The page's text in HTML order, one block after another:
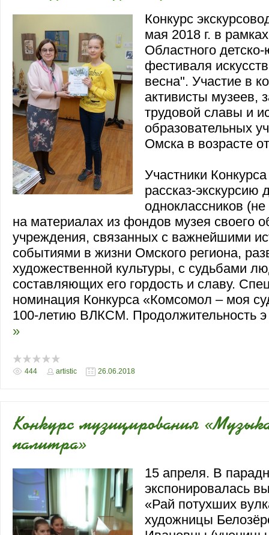
Конкурс
мая 2018 г. в
Областного
фестиваля
весна". Участие в
активисты музеев,
трудовой славы и
образовательных
Омска в возрасте
Участники
рассказ-экскурсию
одноклассников
на материалах из фондов музея своего
учреждения, связанных с важнейшими
событиями в жизни Омского региона,
художественной культуры, с судьбами
составляющих его гордость и славу.
номинация Конкурса «Комсомол – моя
100-летию ВЛКСМ. Продолжительность
»
444 artistic 26.06.2018
Конкурс музицирования
палитра»
15 апреля. В
экспонировалась
«Рай потухших
художницы